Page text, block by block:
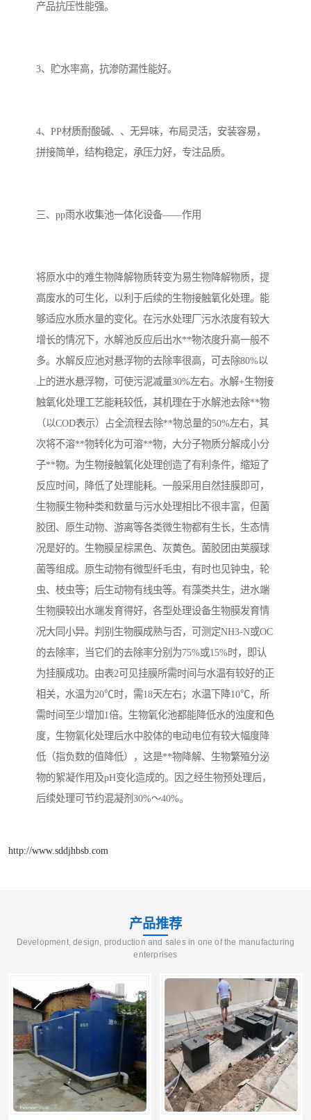
产品抗压性能强。
3、贮水率高，抗渗防漏性能好。
4、PP材质耐酸碱、、无异味，布局灵活，安装容易，
拼接简单，结构稳定，承压力好，专注品质。
三、pp雨水收集池一体化设备——作用
将原水中的难生物降解物质转变为易生物降解物质，提
高废水的可生化，以利于后续的生物接触氧化处理。能
够适应水质水量的变化。在污水处理厂污水浓度有较大
增长的情况下，水解池反应后出水**物浓度升高一般不
多。水解反应池对悬浮物的去除率很高，可去除80%以
上的进水悬浮物，可使污泥减量30%左右。水解+生物接
触氧化处理工艺能耗较低，其机理在于水解池去除**物
（以COD表示）占全流程去除**物总量的50%左右，其
次将不溶**物转化为可溶**物，大分子物质分解成小分
子**物。为生物接触氧化处理创造了有利条件，缩短了
反应时间，降低了处理能耗。一般采用自然挂膜即可，
生物膜生物种类和数量与污水处理相比不很丰富，但菌
胶团、原生动物、游离等各类微生物都有生长，生态情
况是好的。生物膜呈棕黑色、灰黄色。菌胶团由荚膜球
菌等组成。原生动物有微型纤毛虫，有时也见钟虫，轮
虫、枝虫等；后生动物有线虫等。有藻类共生，进水端
生物膜较出水端发育得好，各型处理设备生物膜发育情
况大同小异。判别生物膜成熟与否，可测定NH3-N或OC
的去除率，当它们的去除率分别为75%或15%时，即认
为挂膜成功。由表2可见挂膜所需时间与水温有较好的正
相关，水温为20℃时，需18天左右；水温下降10℃，所
需时间至少增加1倍。生物氧化池都能降低水的浊度和色
度，生物氧化处理后水中胶体的电动电位有较大幅度降
低（指负数的值降低），这是**物降解、生物繁殖分泌
物的絮凝作用及pH变化造成的。因之经生物预处理后，
后续处理可节约混凝剂30%～40%。
http://www.sddjhbsb.com
产品推荐
Development, design, production and sales in one of the manufacturing
enterprises
淀粉污水处理设备
喷漆污水处理设备
生产厂家
洗车污水处理设备 变电站污水处理设备
备
汽车污水处理设备 你猜生活污水处理设备
疗养院污水处理设备 屠宰场污水处理
生活污水处理设备 医疗污水处理设备
风景区生活一体化设备 纺织印染废水
豆制品污水